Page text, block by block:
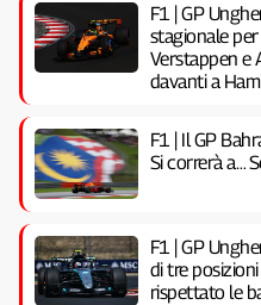
F1 | GP
stagionale
Verstappen e
davanti a
F1 | Il GP
Si correrà a…
F1 | GP
di tre
rispettato le